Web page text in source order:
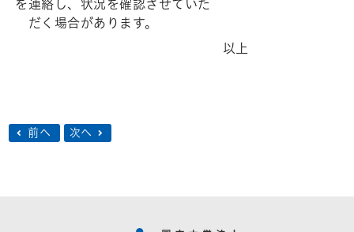
を連絡し、状況を確認させていた
だく場合があります。
以上
前へ 次へ